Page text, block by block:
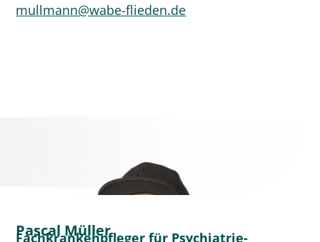
mullmann@wabe-flieden.de
Pascal Müller
Fachkrankenpfleger für Psychiatrie-